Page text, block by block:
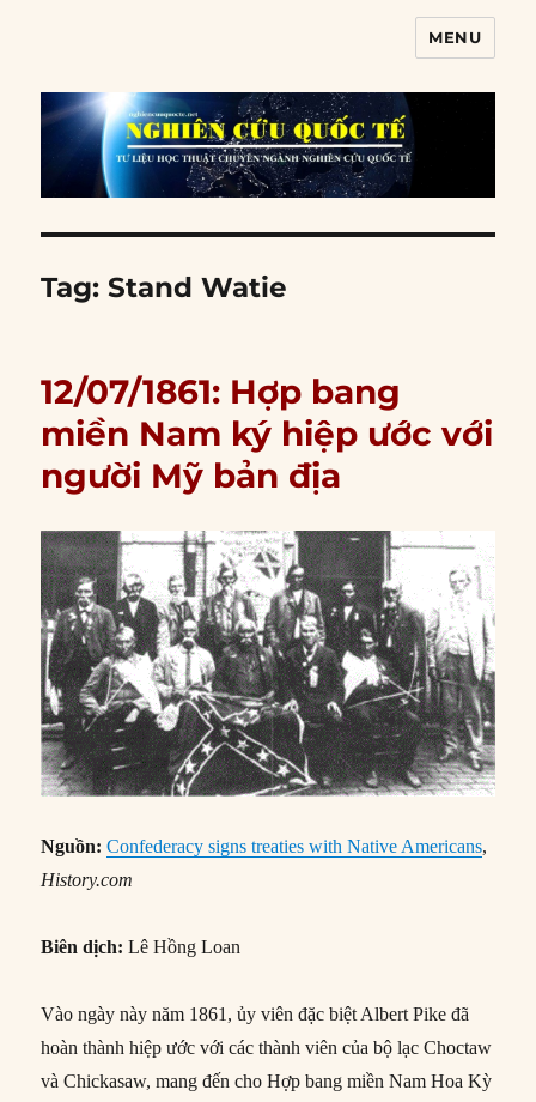
MENU
Tag:Stand Watie
12/07/1861: Hợp bang
miền Nam ký hiệp ước với
người Mỹ bản địa
Nguồn: Confederacy signs treaties with Native Americans,
History.com
Biên dịch: Lê Hồng Loan
Vào ngày này năm 1861, ủy viên đặc biệt Albert Pike đã
hoàn thành hiệp ước với các thành viên của bộ lạc Choctaw
và Chickasaw, mang đến cho Hợp bang miền Nam Hoa Kỳ